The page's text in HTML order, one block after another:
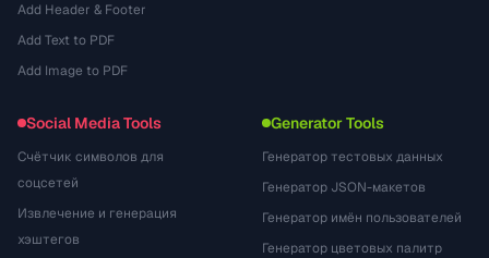
Add Header & Footer
Add Text to PDF
Add Image to PDF
Social Media Tools
Счётчик символов для
соцсетей
Извлечение и генерация
хэштегов
Generator Tools
Генератор тестовых данных
Генератор JSON-макетов
Генератор имён пользователей
Генератор цветовых палитр